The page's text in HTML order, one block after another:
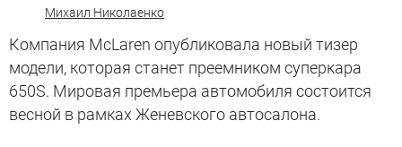
Михаил Николаенко
Компания McLaren опубликовала новый тизер
модели, которая станет преемником суперкара
650S. Мировая премьера автомобиля состоится
весной в рамках Женевского автосалона.